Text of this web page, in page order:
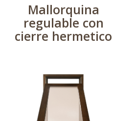
Mallorquina
regulable con
cierre hermetico